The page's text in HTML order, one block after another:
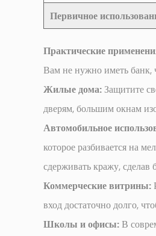
Первичное
Практические
Вам не нужно иметь банк,
Жилые дома: Защитите
дверям, большим окнам
Автомобильное
которое разбивается на
сдерживать кражу, сделав
Коммерческие витрины:
вход достаточно долго,
Школы и офисы:В